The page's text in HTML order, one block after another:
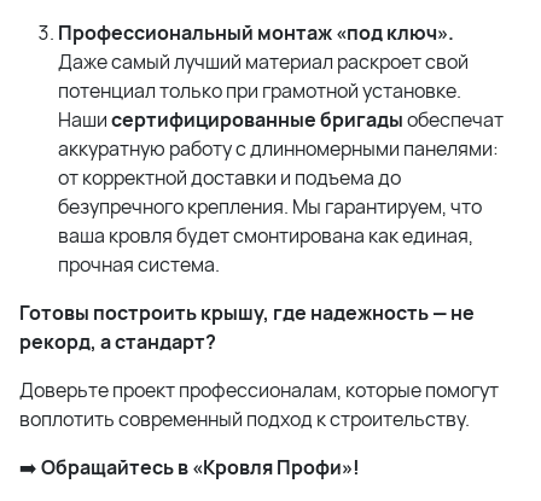
Профессиональный монтаж «под ключ».
Даже самый лучший материал раскроет свой
потенциал только при грамотной установке.
Нашисертифицированные бригадыобеспечат
аккуратную работу с длинномерными панелями:
от корректной доставки и подъема до
безупречного крепления. Мы гарантируем, что
ваша кровля будет смонтирована как единая,
прочная система.
Готовы построить крышу, где надежность — не
рекорд, а стандарт?
Доверьте проект профессионалам, которые помогут
воплотить современный подход к строительству.
➡️Обращайтесь в «Кровля Профи»!